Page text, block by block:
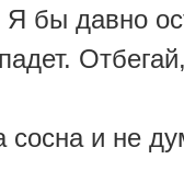
бы давно
сосна и не